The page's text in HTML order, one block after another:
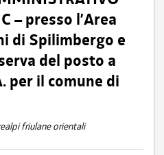
– presso l’Area
di Spilimbergo e
del posto a
per il comune di
friulane orientali